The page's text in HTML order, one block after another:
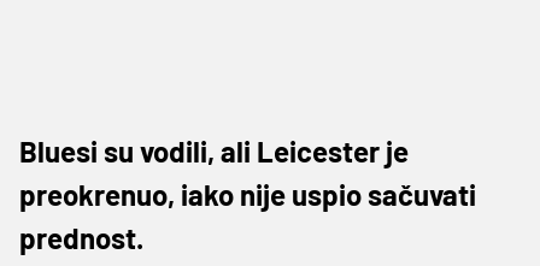
Bluesi su vodili, ali Leicester je
preokrenuo, iako nije uspio sačuvati
prednost.